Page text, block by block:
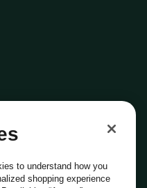
to understand how you
shopping experience